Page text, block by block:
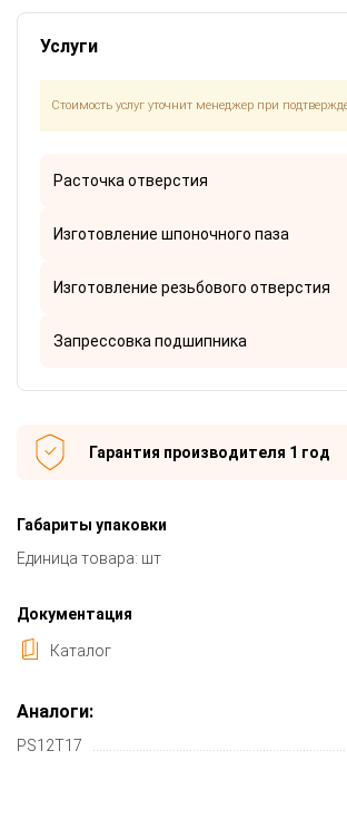
Услуги
Стоимость услуг уточнит менеджер при
Расточка отверстия
Изготовление шпоночного паза
Изготовление резьбового отверстия
Запрессовка подшипника
Гарантия производителя 1 год
Габариты упаковки
Единица товара: шт
Документация
Каталог
Аналоги:
PS12T17